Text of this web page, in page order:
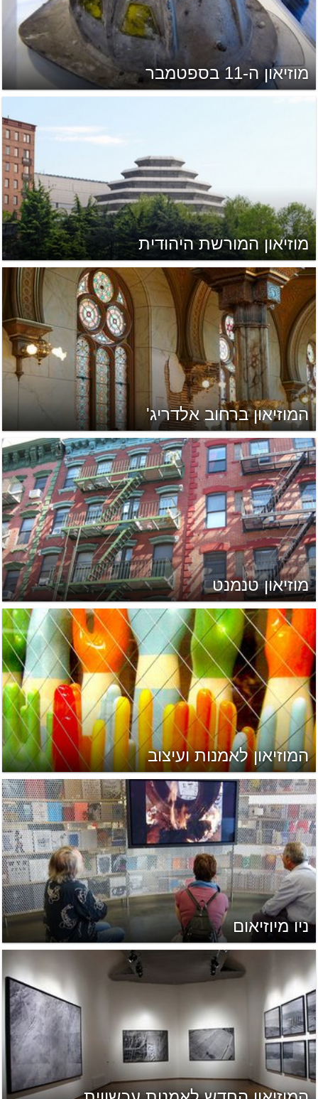
מוזיאון ה-11 בספטמבר
מוזיאון המורשת היהודית
המוזיאון ברחוב אלדריג'
מוזיאון טנמנט
המוזיאון לאמנות ועיצוב
ניו מיוזיאום